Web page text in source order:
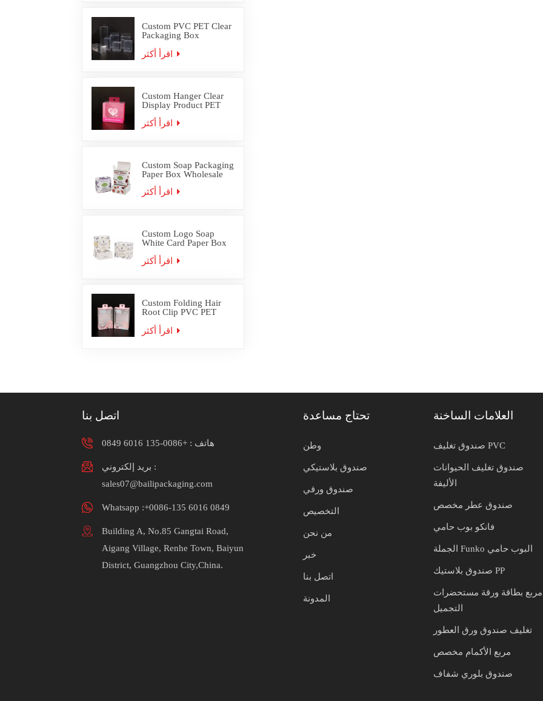
Custom PVC PET Clear
Packaging Box
Custom Hanger Clear
Display Product PET
Custom Soap Packaging
Paper Box Wholesale
Custom Logo Soap
White Card Paper Box
Custom Folding Hair
Root Clip PVC PET
اتصل بنا
هاتف :+0086-135 6016 0849
بريد إلكتروني :
sales07@bailipackaging.com
Whatsapp :+0086-135 6016 0849
Building A, No.85 Gangtai Road,
Aigang Village, Renhe Town, Baiyun
District, Guangzhou City,China.
تحتاج مساعدة
وطن
صندوق بلاستيكي
صندوق ورقي
التخصيص
من نحن
خبر
اتصل بنا
المدونة
العلامات الساخنة
صندوق تغليف PVC
صندوق تغليف الحيوانات
الأليفة
صندوق عطر مخصص
فانكو بوب حامي
الجملة Funko البوب حامي
صندوق بلاستيك PP
مربع بطاقة ورقة مستحضرات
التجميل
تغليف صندوق ورق العطور
مربع الأكمام مخصص
صندوق بلوري شفاف